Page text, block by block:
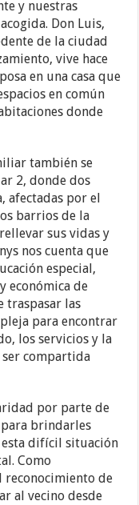
y nuestras
Don Luis,
de la ciudad
vive hace
en una casa que
en común
donde
también se
2, donde dos
afectadas por el
barrios de la
sus vidas y
nos cuenta que
especial,
económica de
traspasar las
para encontrar
los servicios y la
compartida
por parte de
para brindarles
esta difícil situación
Como
reconocimiento de
al vecino desde